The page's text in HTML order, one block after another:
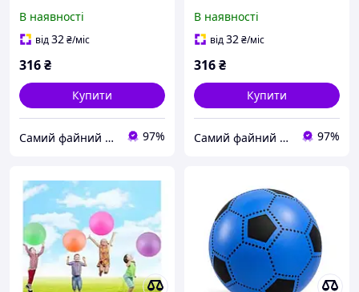
В наявності
від32₴/міс
316₴
Купити
Самий файний магазин 97%
В наявності
від32₴/міс
316₴
Купити
Самий файний магазин 97%